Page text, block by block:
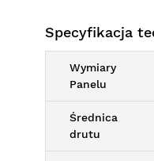
Specyfikacja
Wymiary
Panelu
Średnica
drutu